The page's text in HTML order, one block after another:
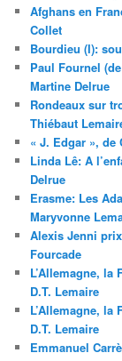
Afghans en
Collet
Bourdieu (I):
Paul Fournel
Martine Delrue
Rondeaux sur
Thiébaut
« J. Edgar »,
Linda Lê: A
Delrue
Erasme: Les
Maryvonne
Alexis Jenni
Fourcade
L’Allemagne, la
D.T. Lemaire
L’Allemagne, la
D.T. Lemaire
Emmanuel